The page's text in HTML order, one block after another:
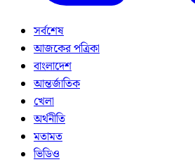
সর্বশেষ
আজকের পত্রিকা
বাংলাদেশ
আন্তর্জাতিক
খেলা
অর্থনীতি
মতামত
ভিডিও